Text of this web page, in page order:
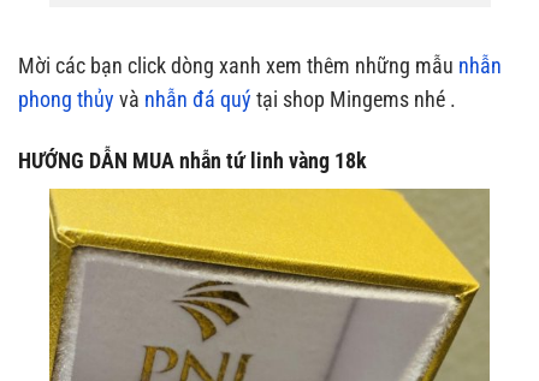
Mời các bạn click dòng xanh xem thêm những mẫu nhẫn
phong thủy và nhẫn đá quý tại shop Mingems nhé .
HƯỚNG DẪN MUA nhẫn tứ linh vàng 18k